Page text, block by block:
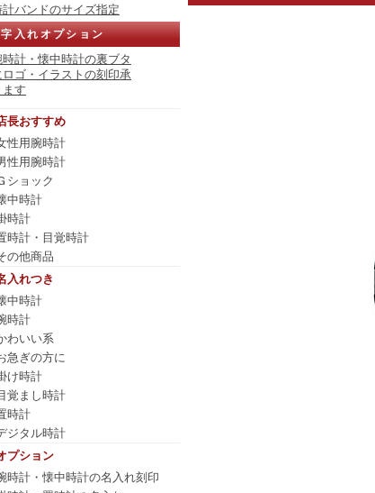
計バンドのサイズ指定
入れオプション
時計・懐中時計の裏ブタ
ロゴ・イラストの刻印承
ます
長おすすめ
性用腕時計
性用腕時計
ショック
中時計
時計
時計・目覚時計
の他商品
入れつき
中時計
時計
わいい系
急ぎの方に
け時計
覚まし時計
時計
ジタル時計
プション
時計・懐中時計の名入れ刻印